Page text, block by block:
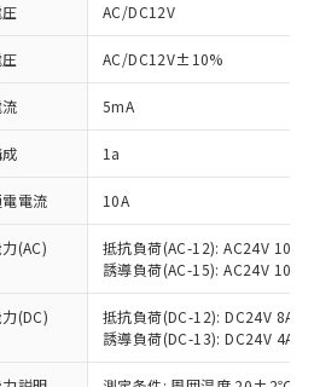
AC/DC12V
AC/DC12V±10%
5mA
1a
電流 10A
(AC)
抵抗負荷(AC-12): AC24V 10A/
誘導負荷(AC-15): AC24V
(DC)
抵抗負荷(DC-12): DC24V 8A/
誘導負荷(DC-13): DC24V 4A/
みいただき、同意のうえ
は、当社制御機器事業取扱
RoHS指令（10物質）の
品が提供可能な商品で
指令（10物質）の非含
に切り替える予定のある
RoHS指令（10物質）の
商品で、対応品を出す予
RoHS指令（10物質）の
を調査中または確認中の
表